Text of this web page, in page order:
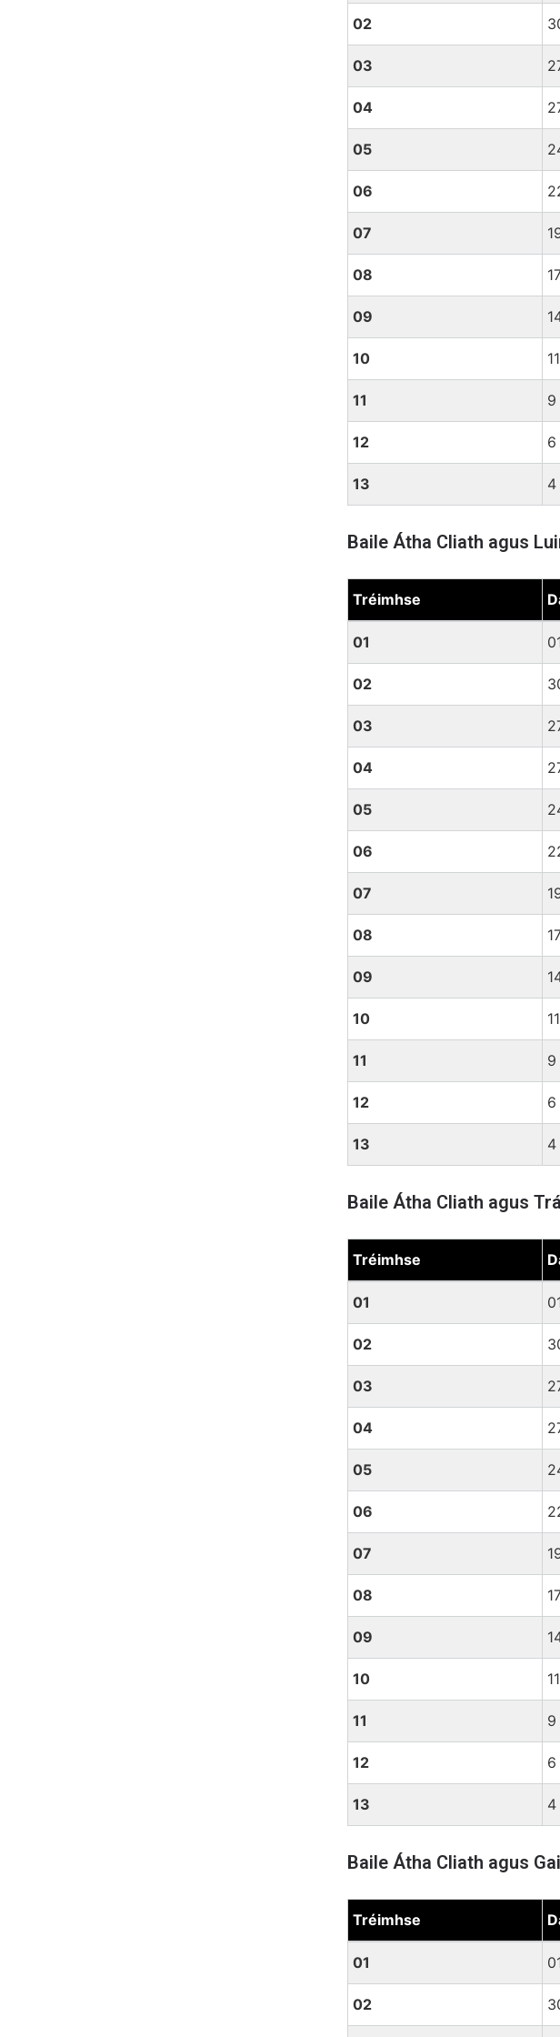
02
03
04
05
06
07
08
09
10
11 9
12 6
13 4
Baile Átha Cliath agus
Tréimhse
01
02
03
04
05
06
07
08
09
10
11 9
12 6
13 4
Baile Átha Cliath agus
Tréimhse
01
02
03
04
05
06
07
08
09
10
11 9
12 6
13 4
Baile Átha Cliath agus
Tréimhse
01
02